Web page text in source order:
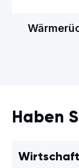
Haben